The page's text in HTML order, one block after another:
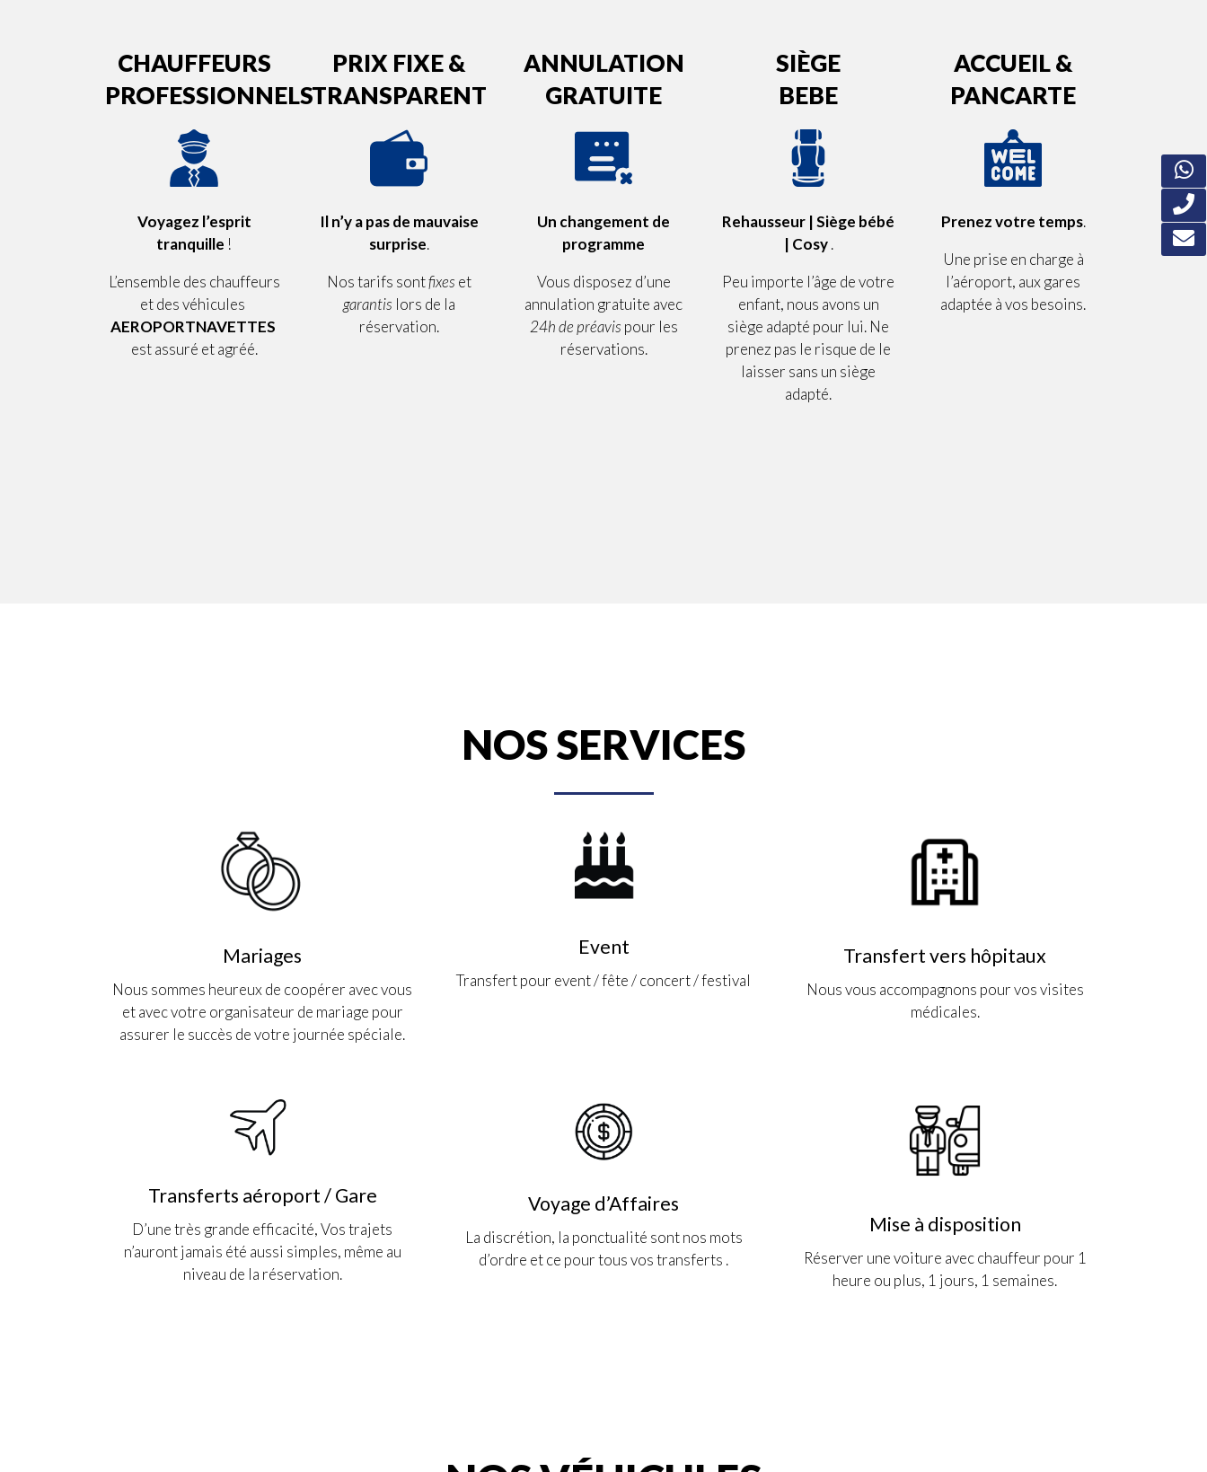
CHAUFFEURS
PROFESSIONNELS
Voyagez l’esprit
tranquille !
L’ensemble des chauffeurs
et des véhicules
AEROPORTNAVETTES
est assuré et agréé.
PRIX FIXE&
TRANSPARENT
Il n’y a pas de mauvaise
surprise.
Nos tarifs sontfixes et
garantis lors de la
réservation.
ANNULATION
GRATUITE
Un changement de
programme
Vous disposez d’une
annulation gratuite avec
24h de préavis pour les
réservations.
SIÈGE
BEBE
Rehausseur | Siège bébé
| Cosy.
Peu importe l’âge de votre
enfant, nous avons un
siège adapté pour lui. Ne
prenez pas le risque de le
laisser sans un siège
adapté.
ACCUEIL &
PANCARTE
Prenez votre temps.
Une prise en charge à
l’aéroport, aux gares
adaptée à vos besoins.
NOS SERVICES
Mariages
Nous sommes heureux de coopérer avec vous
et avec votre organisateur de mariage pour
assurer le succès de votre journée spéciale.
Event
Transfert pour event / fête / concert / festival
Transfert vers hôpitaux
Nous vous accompagnons pour vos visites
médicales.
Transferts aéroport / Gare
D’une très grande efficacité, Vos trajets
n’auront jamais été aussi simples, même au
niveau de la réservation.
Voyage d’Affaires
La discrétion, la ponctualité sont nos mots
d’ordre et ce pour tous vos transferts .
Mise à disposition
Réserver une voiture avec chauffeur pour 1
heure ou plus, 1 jours, 1 semaines.